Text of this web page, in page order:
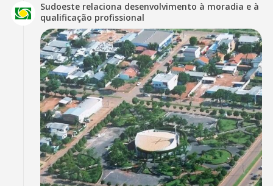
Sudoeste relaciona desenvolvimento à moradia e à
qualificação profissional